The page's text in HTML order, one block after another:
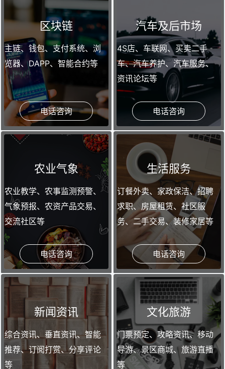
区块链
主链、钱包、支付系统、浏
览器、DAPP、智能合约等
电话咨询
汽车及后市场
4S店、车联网、买卖二手
车、汽车养护、汽车服务、
资讯论坛等
电话咨询
农业气象
农业教学、农事监测预警、
气象预报、农资产品交易、
交流社区等
电话咨询
生活服务
订餐外卖、家政保洁、招聘
求职、房屋租赁、社区服
务、二手交易、装修家居等
电话咨询
新闻资讯
综合资讯、垂直资讯、智能
推荐、订阅打赏、分享评论
等
文化旅游
门票预定、攻略资讯、移动
导游、景区商城、旅游直播
等